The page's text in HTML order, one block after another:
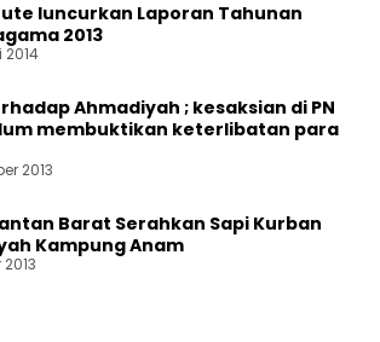
luncurkan Laporan Tahunan
2013
Ahmadiyah ; kesaksian di PN
membuktikan keterlibatan para
2013
Barat Serahkan Sapi Kurban
Kampung Anam